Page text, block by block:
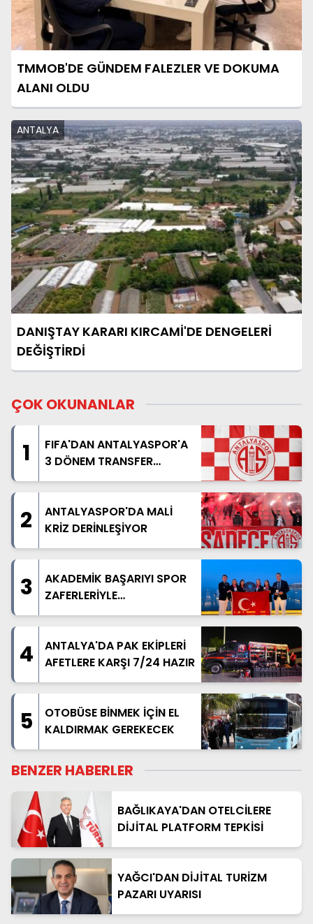
TMMOB'DE GÜNDEM FALEZLER VE DOKUMA
ALANI OLDU
ANTALYA
DANIŞTAY KARARI KIRCAMİ'DE DENGELERİ
DEĞİŞTİRDİ
ÇOK OKUNANLAR
1
FIFA'DAN ANTALYASPOR'A
3 DÖNEM TRANSFER
YASAĞI
2
ANTALYASPOR'DA MALİ
KRİZ DERİNLEŞİYOR
3
AKADEMİK BAŞARIYI SPOR
ZAFERLERİYLE
TAÇLANDIRDILAR
4
ANTALYA'DA PAK EKİPLERİ
AFETLERE KARŞI 7/24 HAZIR
5
OTOBÜSE BİNMEK İÇİN EL
KALDIRMAK GEREKECEK
BENZER HABERLER
BAĞLIKAYA'DAN OTELCİLERE
DİJİTAL PLATFORM TEPKİSİ
YAĞCI'DAN DİJİTAL TURİZM
PAZARI UYARISI